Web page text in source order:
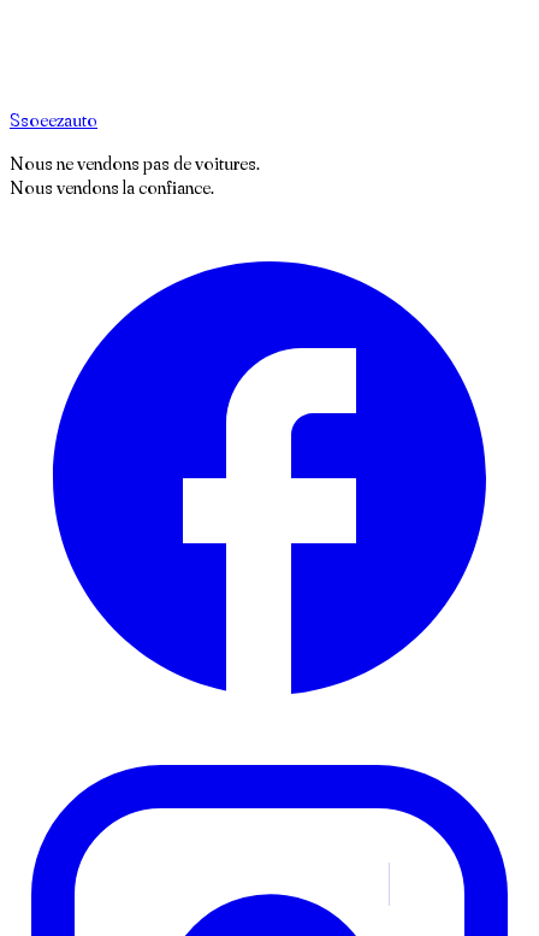
Ssoeezauto
Nous ne vendons pas de voitures.
Nous vendons la confiance.